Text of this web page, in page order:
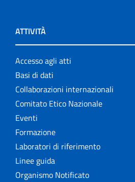
ATTIVITÀ
Accesso agli atti
Basi di dati
Collaborazioni internazionali
Comitato Etico Nazionale
Eventi
Formazione
Laboratori di riferimento
Linee guida
Organismo Notificato